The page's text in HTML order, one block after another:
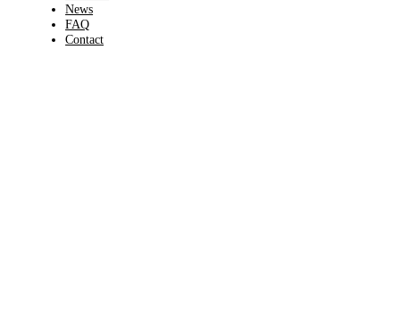
News
FAQ
Contact